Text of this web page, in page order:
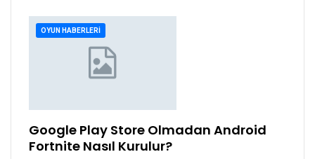
OYUN HABERLERI
Google Play Store Olmadan Android
Fortnite Nasıl Kurulur?